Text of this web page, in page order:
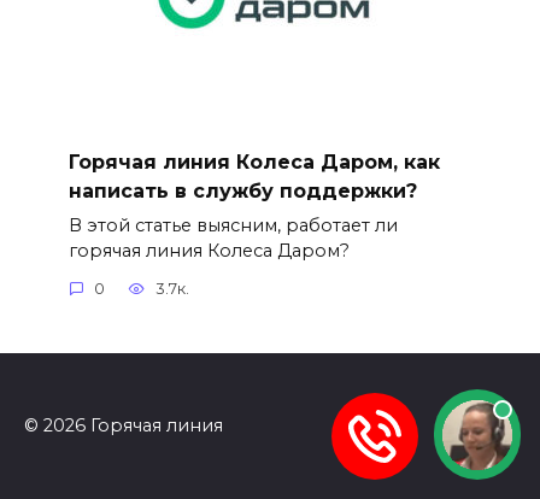
Горячая линия Колеса Даром, как
написать в службу поддержки?
В этой статье выясним, работает ли
горячая линия Колеса Даром?
0 3.7к.
© 2026 Горячая линия